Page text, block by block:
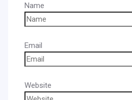
Name
Email
Website